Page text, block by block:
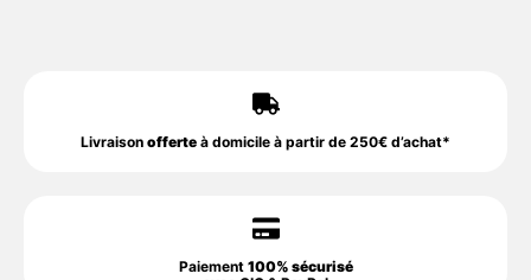
Livraison offerte à domicile à partir de 250€ d’achat*
Paiement 100% sécurisé